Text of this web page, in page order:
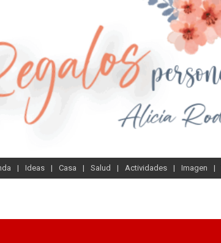
Ideas Casa Salud Actividades Imagen